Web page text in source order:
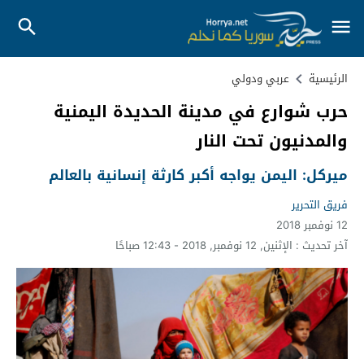
الرئيسية عربي ودولي
حرب شوارع في مدينة الحديدة اليمنية
والمدنيون تحت النار
ميركل: اليمن يواجه أكبر كارثة إنسانية بالعالم
فريق التحرير
12 نوفمبر 2018
آخر تحديث : الإثنين, 12 نوفمبر, 2018 - 12:43 صباحًا